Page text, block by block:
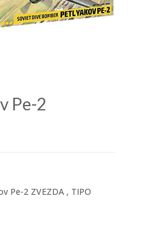
Pe-2
Pe-2 ZVEZDA , TIPO